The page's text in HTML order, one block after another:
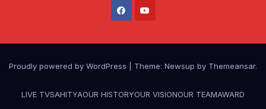
Proudly powered by WordPress Theme: Newsup by Themeansar.
LIVE TVSAHITYAOUR HISTORYOUR VISIONOUR TEAMAWARD